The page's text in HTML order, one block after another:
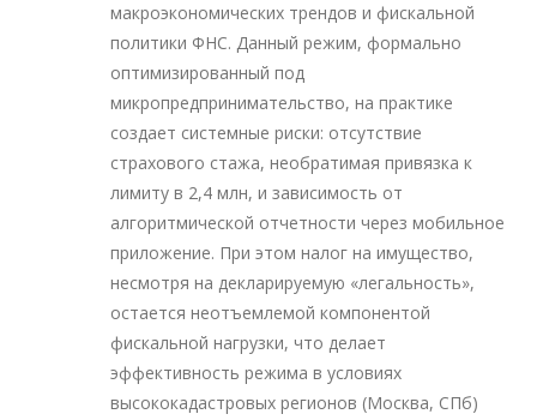
макроэкономических трендов и фискальной
политики ФНС. Данный режим, формально
оптимизированный под
микропредпринимательство, на практике
создает системные риски: отсутствие
страхового стажа, необратимая привязка к
лимиту в 2,4 млн, и зависимость от
алгоритмической отчетности через мобильное
приложение. При этом налог на имущество,
несмотря на декларируемую «легальность»,
остается неотъемлемой компонентой
фискальной нагрузки, что делает
эффективность режима в условиях
высококадастровых регионов (Москва, СПб)